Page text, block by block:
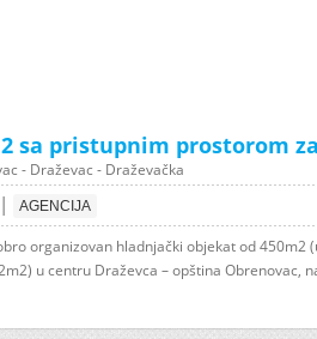
sa pristupnim prostorom
- Draževac - Draževačka
| AGENCIJA
organizovan hladnjački objekat od 450m2
u centru Draževca – opština Obrenovac,